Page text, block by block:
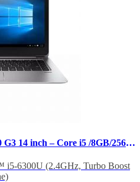
HP EliteBook Folio 1040 G3 14 inch – Core i5 /8GB/256GB FHD
6300U (2.4GHz, Turbo Boost